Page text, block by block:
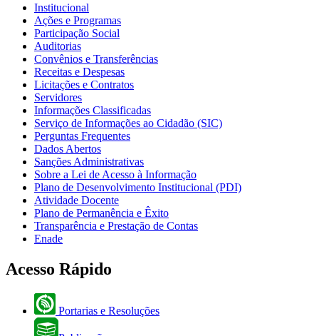
Institucional
Ações e Programas
Participação Social
Auditorias
Convênios e Transferências
Receitas e Despesas
Licitações e Contratos
Servidores
Informações Classificadas
Serviço de Informações ao Cidadão (SIC)
Perguntas Frequentes
Dados Abertos
Sanções Administrativas
Sobre a Lei de Acesso à Informação
Plano de Desenvolvimento Institucional (PDI)
Atividade Docente
Plano de Permanência e Êxito
Transparência e Prestação de Contas
Enade
Acesso Rápido
Portarias e Resoluções